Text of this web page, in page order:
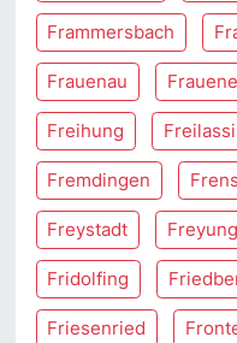
Frammersbach
Frauenau
Freihung
Fremdingen
Freystadt Freyung
Fridolfing
Friesenried